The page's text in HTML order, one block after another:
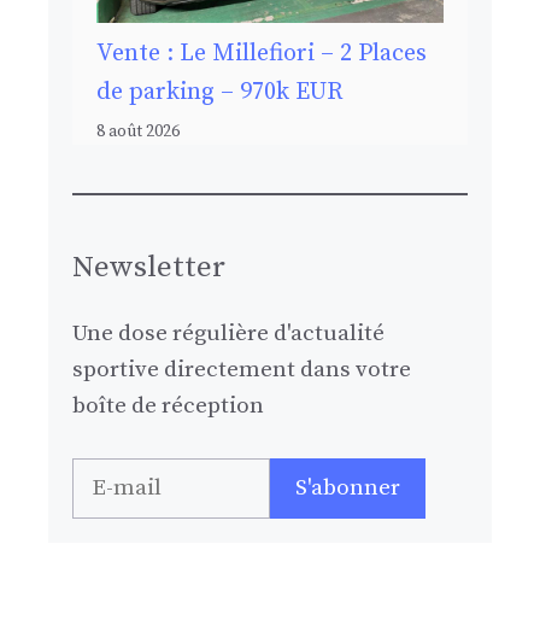
Vente : Le Millefiori – 2 Places
de parking – 970k EUR
8 août 2026
Newsletter
Une dose régulière d'actualité
sportive directement dans votre
boîte de réception